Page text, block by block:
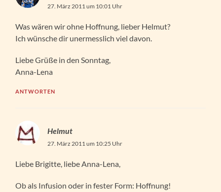
27. März 2011 um 10:01 Uhr
Was wären wir ohne Hoffnung, lieber Helmut?
Ich wünsche dir unermesslich viel davon.
Liebe Grüße in den Sonntag,
Anna-Lena
ANTWORTEN
Helmut
27. März 2011 um 10:25 Uhr
Liebe Brigitte, liebe Anna-Lena,
Ob als Infusion oder in fester Form: Hoffnung!